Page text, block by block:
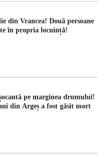
din Vrancea! Două persoane
în propria locuință!
pe marginea drumului!
din Argeș a fost găsit mort